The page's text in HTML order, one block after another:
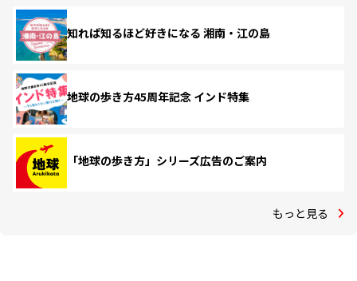
知れば知るほど好きになる 湘南・江の島
地球の歩き方45周年記念 インド特集
「地球の歩き方」シリーズ広告のご案内
もっと見る